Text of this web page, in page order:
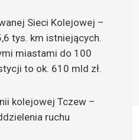
Sieci Kolejowej –
tys. km istniejących.
miastami do 100
to ok. 610 mld zł.
kolejowej Tczew –
ruchu